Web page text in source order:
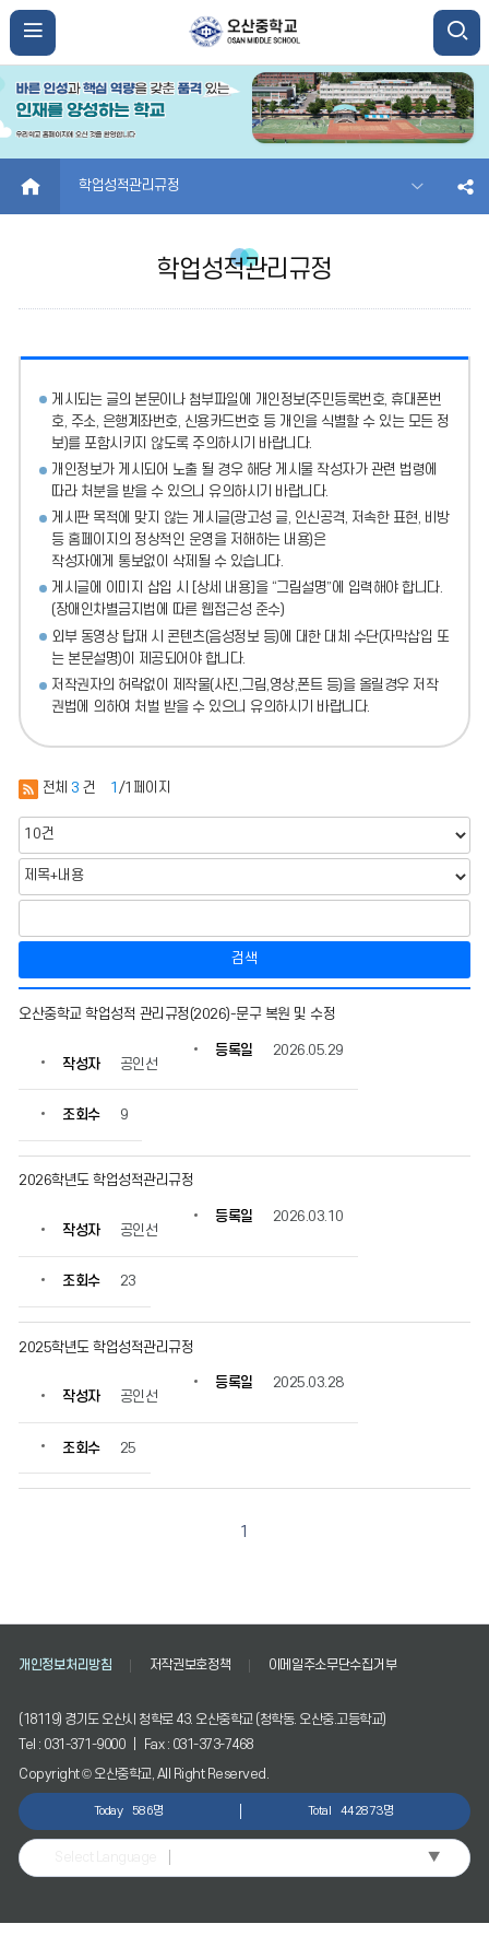
HOME 학업성적관리규정
학업성적관리규정
게시되는 글의 본문이나 첨부파일에
개인정보(주민등록번호, 휴대폰번
호, 주소, 은행계좌번호, 신용카드번호 등 개인을 식별할 수 있는 모든 정
보)를 포함시키지 않도록 주의하시기 바랍니다.
개인정보가 게시되어 노출 될 경우 해당 게시물 작성자가 관련 법령에
따라 처분을 받을 수 있으니 유의하시기 바랍니다.
게시판 목적에 맞지 않는 게시글(광고성 글, 인신공격, 저속한 표현, 비방
등 홈페이지의 정상적인 운영을 저해하는 내용)은
작성자에게 통보없이 삭제될 수 있습니다.
게시글에 이미지 삽입 시 [상세 내용]을 “그림설명”에 입력해야 합니다.
(장애인차별금지법에 따른 웹접근성 준수)
외부 동영상 탑재 시 콘텐츠(음성정보 등)에 대한 대체 수단(자막삽입 또
는 본문설명)이 제공되어야 합니다.
저작권자의 허락없이 제작물(사진,그림,영상,폰트 등)을 올릴경우 저작
권법에 의하여 처벌 받을 수 있으니 유의하시기 바랍니다.
전체 3 건 1 /1페이지
검색
업
관
정
의
제
작
할
습
니
다.
오산중학교 학업성적 관리규정(2026)-문구 복원 및 수정
작성자 공인선
등록일 2026.05.29
조회수 9
2026학년도 학업성적관리규정
작성자 공인선
등록일 2026.03.10
조회수 23
2025학년도 학업성적관리규정
작성자 공인선
등록일 2025.03.28
조회수 25
1
개인정보처리방침 저작권보호정책 이메일주소무단수집거부
(18119) 경기도 오산시 청학로 43. 오산중학교 (청학동. 오산중.고등학교)
Tel : 031-371-9000 | Fax : 031-373-7468
Copyright © 오산중학교, All Right Reserved.
Today 586명 Total 442873명
▼